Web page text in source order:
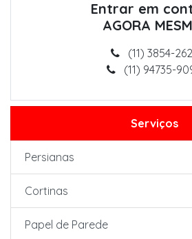
Entrar em
AGORA
(11) 3854-
(11) 94735-
Serviços
Persianas
Cortinas
Papel de Parede